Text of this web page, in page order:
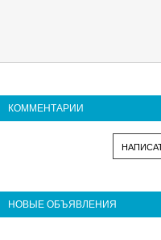
КОММЕНТАРИИ
НОВЫЕ ОБЪЯВЛЕНИЯ